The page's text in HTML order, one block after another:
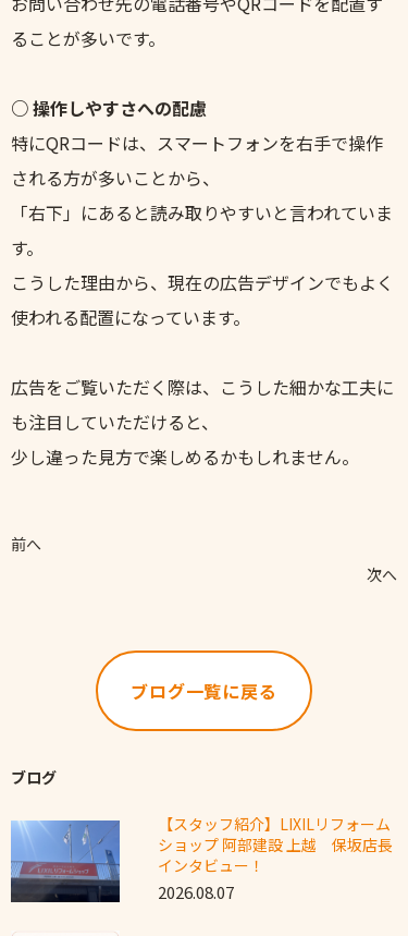
ることが多いです。
○ 操作しやすさへの配慮
特にQRコードは、スマートフォンを右手で操作
される方が多いことから、
「右下」にあると読み取りやすいと言われていま
す。
こうした理由から、現在の広告デザインでもよく
使われる配置になっています。
広告をご覧いただく際は、こうした細かな工夫に
も注目していただけると、
少し違った見方で楽しめるかもしれません。
前へ
次へ
ブログ一覧に戻る
ブログ
【スタッフ紹介】LIXILリフォーム
ショップ 阿部建設 上越 保坂店長
インタビュー！
2026.08.07